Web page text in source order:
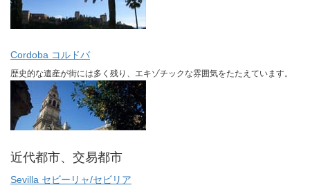
Cordoba コルドバ
歴史的な遺産が街には多く残り、エキゾチックな雰囲気をたたえています。
近代都市、交易都市
Sevilla セビーリャ/セビリア